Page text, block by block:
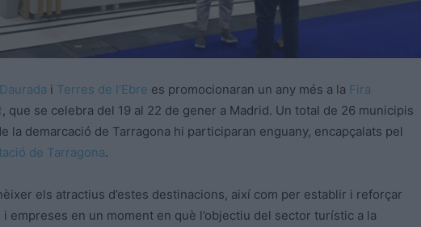
i Terres de l’Ebre es promocionaran un any més a la Fira
, que se celebra del 19 al 22 de gener a Madrid. Un total de 26 municipis
la demarcació de Tarragona hi participaran enguany, encapçalats pel
de Tarragona.
els atractius d’estes destinacions, així com per establir i reforçar
empreses en un moment en què l’objectiu del sector turístic a la